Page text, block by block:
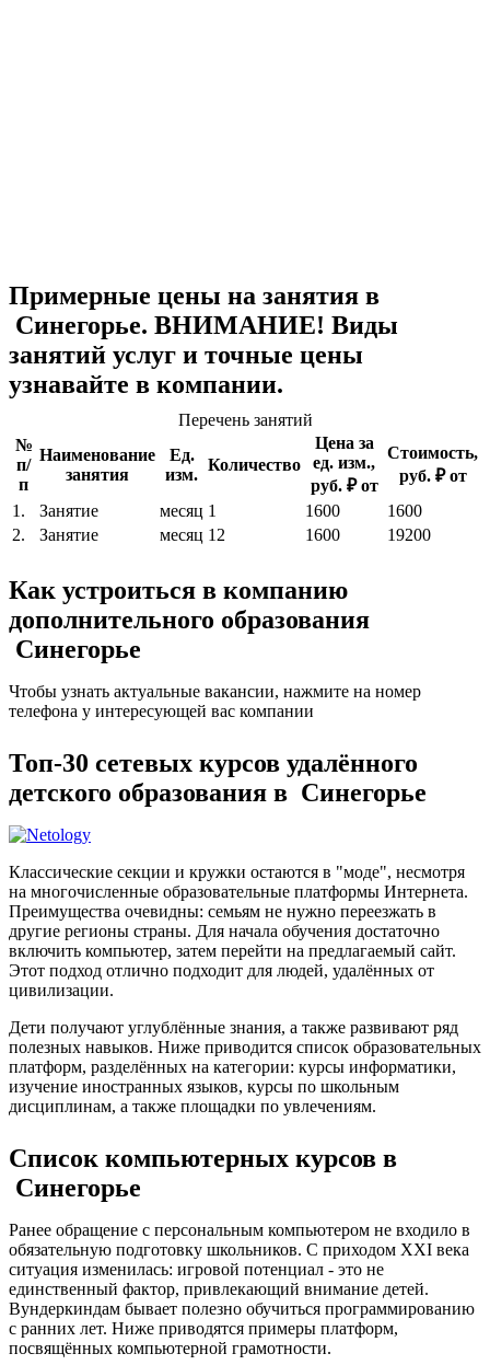
Примерные цены на занятия в
Синегорье. ВНИМАНИЕ! Виды
занятий услуг и точные цены
узнавайте в компании.
Перечень занятий
№
п/
п
Наименование
занятия
Ед.
изм.
Количество
Цена за
ед. изм.,
руб. ₽ от
Стоимость,
руб. ₽ от
1.
Занятие месяц 1 1600
1600
2.
Занятие месяц 12 1600 19200
Как устроиться в компанию
дополнительного образования
Синегорье
Чтобы узнать актуальные вакансии, нажмите на номер
телефона у интересующей вас компании
Топ-30 сетевых курсов удалённого
детского образования в Синегорье
Классические секции и кружки остаются в "моде", несмотря
на многочисленные образовательные платформы Интернета.
Преимущества очевидны: семьям не нужно переезжать в
другие регионы страны. Для начала обучения достаточно
включить компьютер, затем перейти на предлагаемый сайт.
Этот подход отлично подходит для людей, удалённых от
цивилизации.
Дети получают углублённые знания, а также развивают ряд
полезных навыков. Ниже приводится список образовательных
платформ, разделённых на категории: курсы информатики,
изучение иностранных языков, курсы по школьным
дисциплинам, а также площадки по увлечениям.
Список компьютерных курсов в
Синегорье
Ранее обращение с персональным компьютером не входило в
обязательную подготовку школьников. С приходом XXI века
ситуация изменилась: игровой потенциал - это не
единственный фактор, привлекающий внимание детей.
Вундеркиндам бывает полезно обучиться программированию
с ранних лет. Ниже приводятся примеры платформ,
посвящённых компьютерной грамотности.